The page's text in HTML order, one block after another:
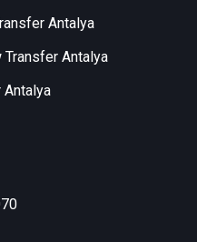
Antalya
Antalya
Antalya